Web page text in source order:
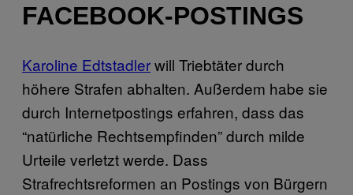
FACEBOOK-POSTINGS
Karoline Edtstadlerwill Triebtäter durch
höhere Strafen abhalten. Außerdem habe sie
durch Internetpostings erfahren, dass das
“natürliche Rechtsempfinden” durch milde
Urteile verletzt werde. Dass
Strafrechtsreformen an Postings von Bürgern